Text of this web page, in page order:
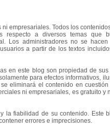
empresariales. Todos los
respecto a diversos temas que
Los administradores no se
a partir de los textos
en este blog son propiedad de
para efectos informativos,
eliminará el contenido en
ni empresariales, es gratuito y
la fiabilidad de su contenido. Este
errores e imprecisiones.